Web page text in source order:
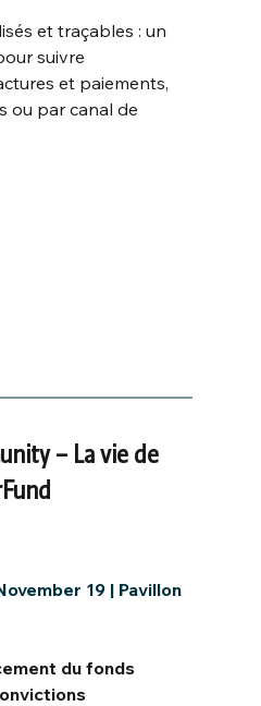
et traçables : un
suivre
et paiements,
ou par canal de
– La vie de
19 | Pavillon
du fonds